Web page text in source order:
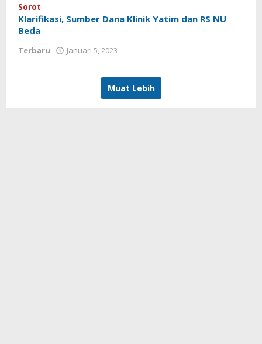
Sorot
Klarifikasi, Sumber Dana Klinik Yatim dan RS NU
Beda
Terbaru Januari 5, 2023
Muat Lebih